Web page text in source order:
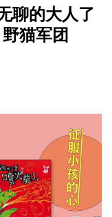
聊的大人了
猫军团